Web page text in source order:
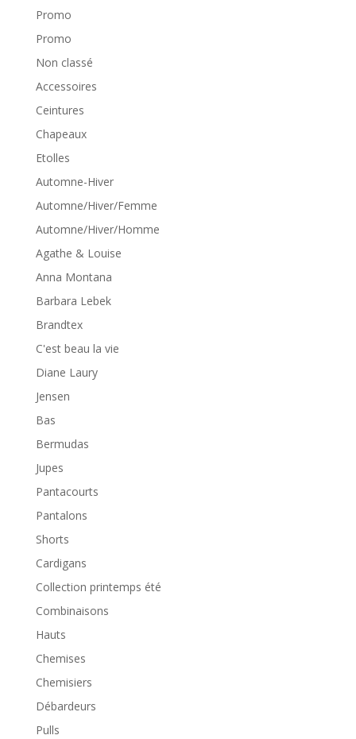
Promo
Promo
Non classé
Accessoires
Ceintures
Chapeaux
Etolles
Automne-Hiver
Automne/Hiver/Femme
Automne/Hiver/Homme
Agathe & Louise
Anna Montana
Barbara Lebek
Brandtex
C'est beau la vie
Diane Laury
Jensen
Bas
Bermudas
Jupes
Pantacourts
Pantalons
Shorts
Cardigans
Collection printemps été
Combinaisons
Hauts
Chemises
Chemisiers
Débardeurs
Pulls